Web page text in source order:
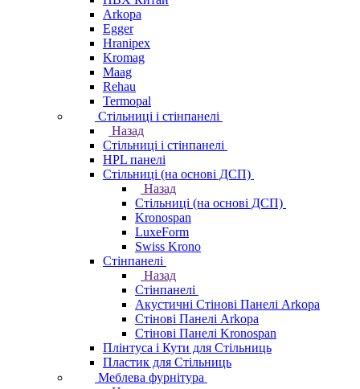
Arkopa
Egger
Hranipex
Kromag
Maag
Rehau
Termopal
Стільниці і стінпанелі
Назад
Стільниці і стінпанелі
HPL панелі
Стільниці (на основі ДСП)
Назад
Стільниці (на основі ДСП)
Kronospan
LuxeForm
Swiss Krono
Стінпанелі
Назад
Стінпанелі
Акустичні Стінові Панелі Аrkopa
Стінові Панелі Arkopa
Стінові Панелі Kronospan
Плінтуса і Кути для Стільниць
Пластик для Стільниць
Меблева фурнітура